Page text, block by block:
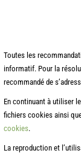
Toutes les
informatif. Pour la
recommandé de
En continuant à utiliser
fichiers cookies ainsi
cookies.
La reproduction et